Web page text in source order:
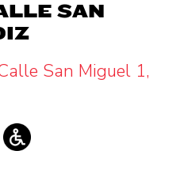
SAN
San Miguel 1,